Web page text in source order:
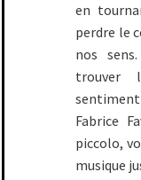
en
perdre le
nos
trouver
Fabrice
piccolo,
musique